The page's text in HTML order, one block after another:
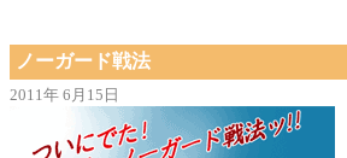
ノーガード戦法
2011年 6月15日